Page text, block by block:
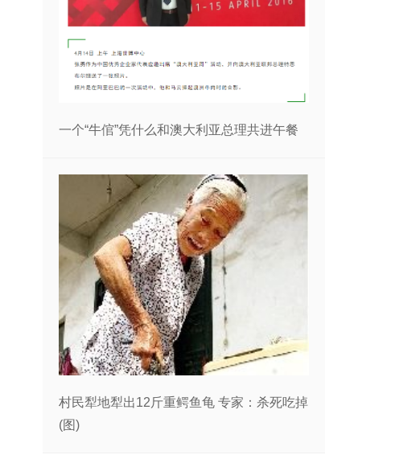
一个“牛倌”凭什么和澳大利亚总理共进午餐
村民犁地犁出12斤重鳄鱼龟 专家：杀死吃掉
(图)